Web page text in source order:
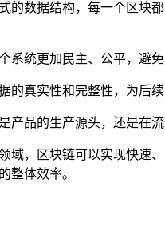
数据结构，每一个区块
统更加民主、公平，避
真实性和完整性，为后
品的生产源头，还是在
，区块链可以实现快速
整体效率。